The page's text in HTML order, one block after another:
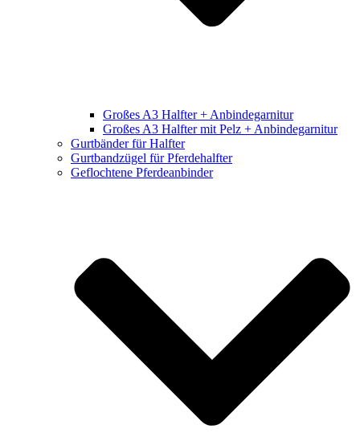
Großes A3 Halfter + Anbindegarnitur
Großes A3 Halfter mit Pelz + Anbindegarnitur
Gurtbänder für Halfter
Gurtbandzügel für Pferdehalfter
Geflochtene Pferdeanbinder